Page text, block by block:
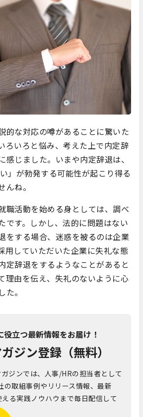
的な対応の噂があることに驚いた
ろいろと悩み、考えた上で内定辞
感じました。いまや内定辞退は、
」が勃発する可能性が起こり得る
んね。
職活動を始める身としては、調べ
です。しかし、法的に問題はない
をする場合、迷惑を被るのは企業
用していただいた企業に失礼な態
定辞退をするようなことがあると
理由を伝え、失礼のないように心
。
役立つ最新情報をお届け！
ジン登録（無料）
ジンでは、人事/HRの担当者として
の取組事例やリリース情報、最新
る実践ノウハウまで毎日配信して